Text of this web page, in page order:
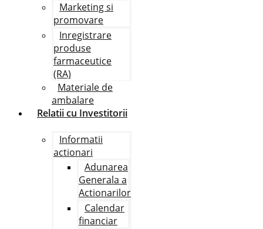
Marketing si
promovare
Inregistrare
produse
farmaceutice
(RA)
Materiale de
ambalare
Relatii cu Investitorii
Informatii
actionari
Adunarea
Generala a
Actionarilor
Calendar
financiar